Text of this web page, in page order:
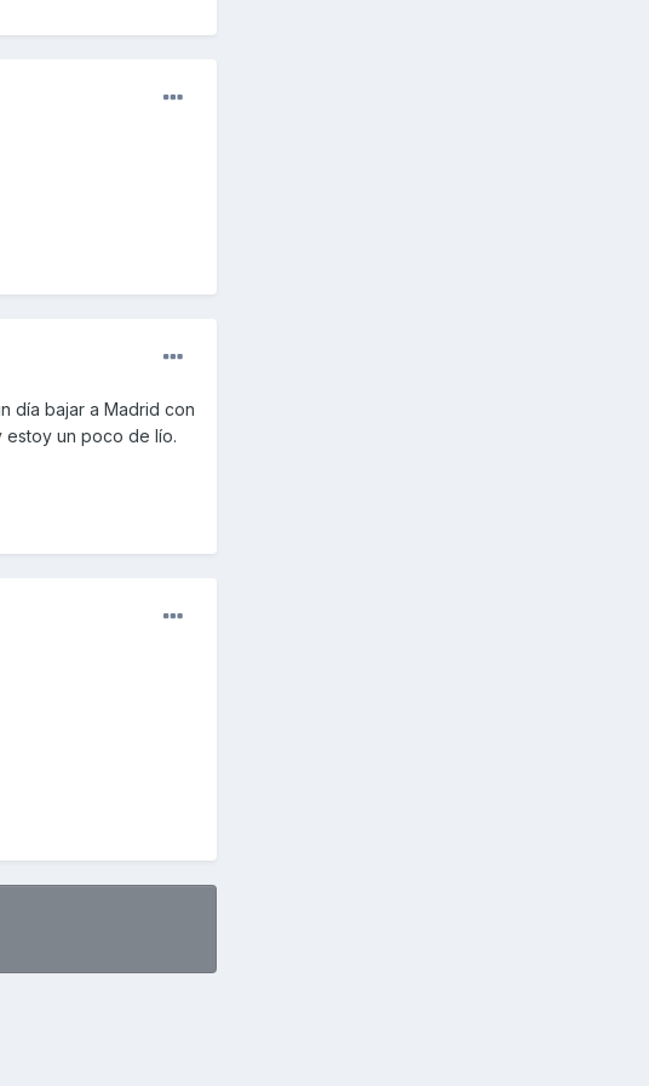
día bajar a Madrid con
estoy un poco de lío.